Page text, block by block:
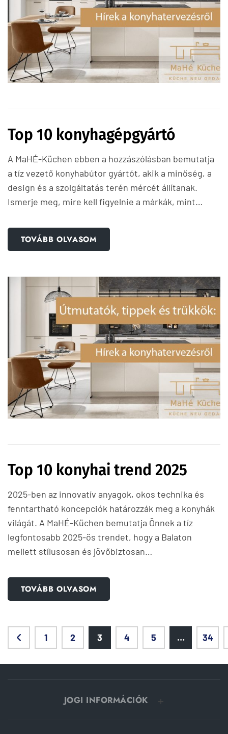
Top 10 konyhagépgyártó
A MaHÉ-Küchen ebben a hozzászólásban bemutatja
a tíz vezető konyhabútor gyártót, akik a minőség, a
design és a szolgáltatás terén mércét állítanak.
Ismerje meg, mire kell figyelnie a márkák, mint…
TOVÁBB OLVASOM
Top 10 konyhai trend 2025
2025-ben az innovatív anyagok, okos technika és
fenntartható koncepciók határozzák meg a konyhák
világát. A MaHÉ-Küchen bemutatja Önnek a tíz
legfontosabb 2025-ös trendet, hogy a Balaton
mellett stílusosan és jövőbiztosan…
TOVÁBB OLVASOM
1 2 3 4 5 … 34
JOGI INFORMÁCIÓK